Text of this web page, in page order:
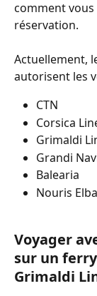
comment
réservation.
Actuellement,
autorisent les
CTN
Corsica
Grimaldi
Grandi
Balearia
Nouris
Voyager
sur un
Grimaldi